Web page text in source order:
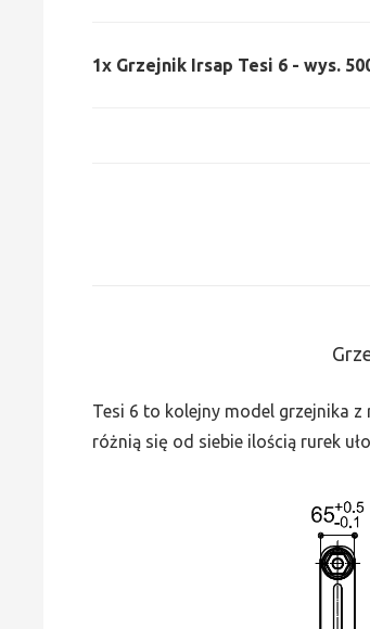
1x Grzejnik Irsap Tesi 6 - wys.
Tesi 6 to kolejny model grzejnika
różnią się od siebie ilością rurek